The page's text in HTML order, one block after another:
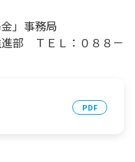
」事務局
部 ＴＥＬ：０８８－